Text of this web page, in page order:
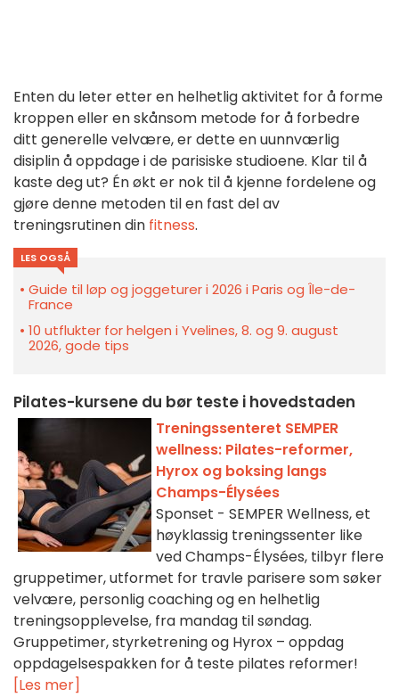
Enten du leter etter en helhetlig aktivitet for å forme
kroppen eller en skånsom metode for å forbedre
ditt generelle velvære, er dette en uunnværlig
disiplin å oppdage i de parisiske studioene. Klar til å
kaste deg ut? Én økt er nok til å kjenne fordelene og
gjøre denne metoden til en fast del av
treningsrutinen din fitness.
LES OGSÅ
Guide til løp og joggeturer i 2026 i Paris og Île-de-
France
10 utflukter for helgen i Yvelines, 8. og 9. august
2026, gode tips
Pilates-kursene du bør teste i hovedstaden
Treningssenteret SEMPER
wellness: Pilates-reformer,
Hyrox og boksing langs
Champs-Élysées
Sponset - SEMPER Wellness, et
høyklassig treningssenter like
ved Champs-Élysées, tilbyr flere
gruppetimer, utformet for travle parisere som søker
velvære, personlig coaching og en helhetlig
treningsopplevelse, fra mandag til søndag.
Gruppetimer, styrketrening og Hyrox – oppdag
oppdagelsespakken for å teste pilates reformer!
[Les mer]